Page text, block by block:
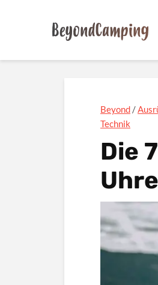
Beyond /
Technik
Die